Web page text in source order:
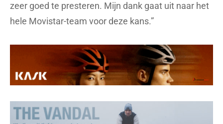
zeer goed te presteren. Mijn dank gaat uit naar het
hele Movistar-team voor deze kans.”